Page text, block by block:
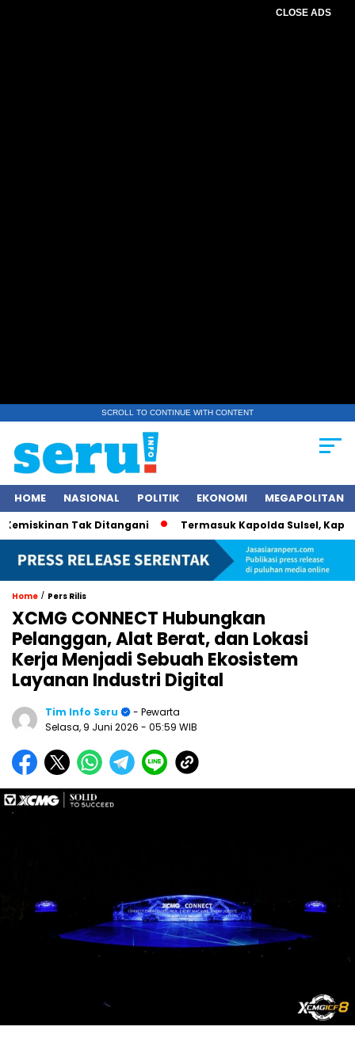
CLOSE ADS
SCROLL TO CONTINUE WITH CONTENT
HOME NASIONAL POLITIK EKONOMI MEGAPOLITAN
Tak Ditangani Termasuk Kapolda Sulsel, Kapolri
Home / Pers Rilis
XCMG CONNECT Hubungkan
Pelanggan, Alat Berat, dan Lokasi
Kerja Menjadi Sebuah Ekosistem
Layanan Industri Digital
Tim Info Seru
- Pewarta
Selasa, 9 Juni 2026 - 05:59 WIB